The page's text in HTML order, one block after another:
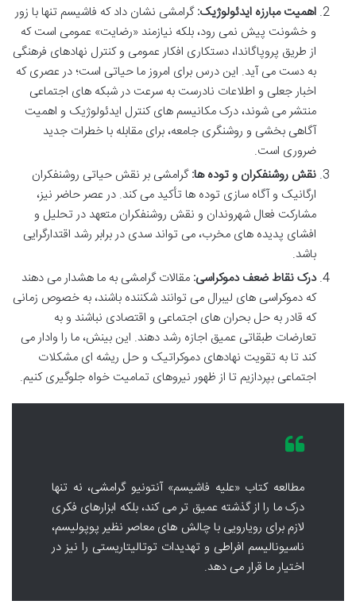
اهمیت مبارزه ایدئولوژیک:گرامشی نشان داد که فاشیسم تنها با زور
و خشونت پیش نمی رود، بلکه نیازمند «رضایت» عمومی است که
از طریق پروپاگاندا، دستکاری افکار عمومی و کنترل نهادهای فرهنگی
به دست می آید. این درس برای امروز ما حیاتی است؛ در عصری که
اخبار جعلی و اطلاعات نادرست به سرعت در شبکه های اجتماعی
منتشر می شوند، درک مکانیسم های کنترل ایدئولوژیک و اهمیت
آگاهی بخشی و روشنگری جامعه، برای مقابله با خطرات جدید
ضروری است.
نقش روشنفکران و توده ها:گرامشی بر نقش حیاتی روشنفکران
ارگانیک و آگاه سازی توده ها تأکید می کند. در عصر حاضر نیز،
مشارکت فعال شهروندان و نقش روشنفکران متعهد در تحلیل و
افشای پدیده های مخرب، می تواند سدی در برابر رشد اقتدارگرایی
باشد.
درک نقاط ضعف دموکراسی: مقالات گرامشی به ما هشدار می دهند
که دموکراسی های لیبرال می توانند شکننده باشند، به خصوص زمانی
که قادر به حل بحران های اجتماعی و اقتصادی نباشند و به
تعارضات طبقاتی عمیق اجازه رشد دهند. این بینش، ما را وادار می
کند تا به تقویت نهادهای دموکراتیک و حل ریشه ای مشکلات
اجتماعی بپردازیم تا از ظهور نیروهای تمامیت خواه جلوگیری کنیم.
مطالعه کتاب «علیه فاشیسم» آنتونیو گرامشی، نه تنها
درک ما را از گذشته عمیق تر می کند، بلکه ابزارهای فکری
لازم برای رویارویی با چالش های معاصر نظیر پوپولیسم،
ناسیونالیسم افراطی و تهدیدات توتالیتاریستی را نیز در
اختیار ما قرار می دهد.